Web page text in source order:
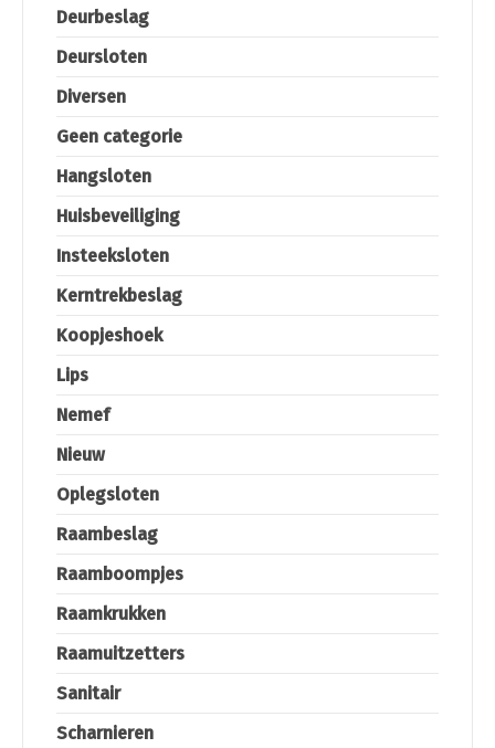
Deurbeslag
Deursloten
Diversen
Geen categorie
Hangsloten
Huisbeveiliging
Insteeksloten
Kerntrekbeslag
Koopjeshoek
Lips
Nemef
Nieuw
Oplegsloten
Raambeslag
Raamboompjes
Raamkrukken
Raamuitzetters
Sanitair
Scharnieren